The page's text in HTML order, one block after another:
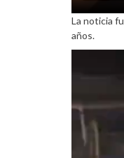
La noticia
años.